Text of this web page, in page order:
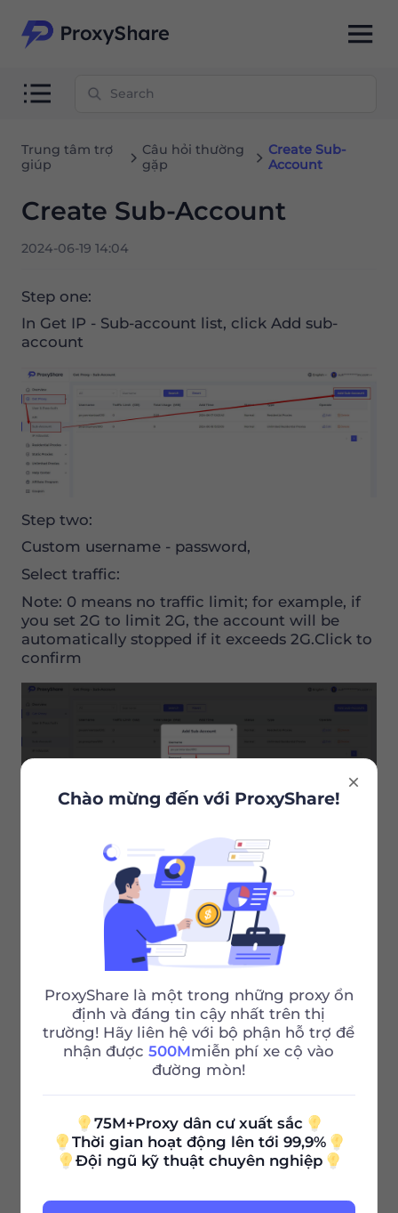
Trung tâm trợ
giúp
Câu hỏi thường
gặp
Create Sub-
Account
Create Sub-Account
2024-06-19 14:04
Step one:
In Get IP - Sub-account list, click Add sub-
account
Step two:
Custom username - password,
Select traffic:
Note: 0 means no traffic limit; for example, if
you set 2G to limit 2G, the account will be
automatically stopped if it exceeds 2G.Click to
confirm
Your newly added sub-account appears below,
which is considered successful.
Bài viết được đề xuất
Whitelist Authentication
Trước
Proxy Authentication
Tiếp theo
Chào mừng đến với ProxyShare!
ProxyShare là một trong những proxy ổn
định và đáng tin cậy nhất trên thị
trường! Hãy liên hệ với bộ phận hỗ trợ để
nhận được500Mmiễn phí xe cộ vào
đường mòn!
75M+Proxy dân cư xuất sắc
Thời gian hoạt động lên tới 99,9%
Đội ngũ kỹ thuật chuyên nghiệp